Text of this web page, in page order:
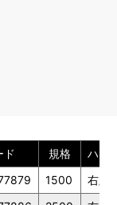
ド 規格
ハン
1500
右/左